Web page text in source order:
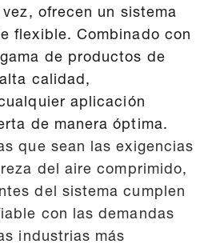
ofrecen un sistema
flexible. Combinado con
de productos de
calidad,
aplicación
de manera óptima.
que sean las exigencias
del aire comprimido,
del sistema cumplen
con las demandas
industrias más